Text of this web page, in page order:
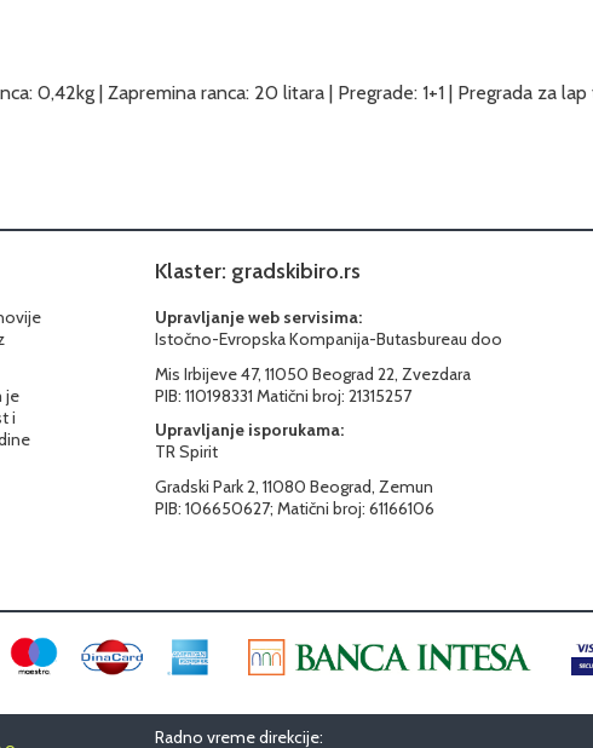
0,42kg | Zapremina ranca: 20 litara | Pregrade: 1+1 | Pregrada za
je
i
Klaster: gradskibiro.rs
Upravljanje web servisima:
Istočno-Evropska Kompanija-Butasbureau doo
Mis Irbijeve 47, 11050 Beograd 22, Zvezdara
PIB: 110198331 Matični broj: 21315257
Upravljanje isporukama:
TR Spirit
Gradski Park 2, 11080 Beograd, Zemun
PIB: 106650627; Matični broj: 61166106
Radno vreme direkcije: